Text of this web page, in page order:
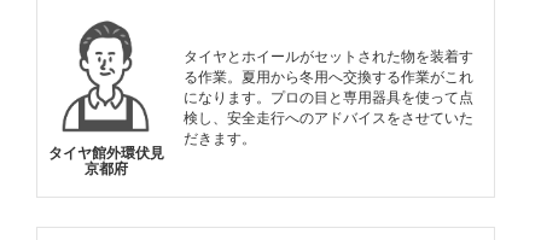
タイヤ館外環伏見
京都府
タイヤとホイールがセットされた物を装着す
る作業。夏用から冬用へ交換する作業がこれ
になります。プロの目と専用器具を使って点
検し、安全走行へのアドバイスをさせていた
だきます。